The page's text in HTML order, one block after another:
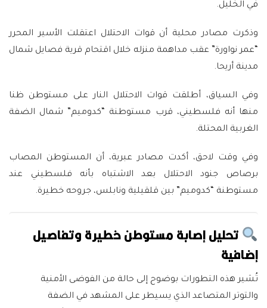
في الخليل.
وذكرت مصادر محلية أن قوات الاحتلال اعتقلت الأسير المحرر
“عمر نواورة” عقب مداهمة منزله خلال اقتحام قرية فصايل شمال
مدينة أريحا.
وفي السياق، أطلقت قوات الاحتلال النار على مستوطن ظنا
منها أنه فلسطيني، قرب مستوطنة “كدوميم” شمال الضفة
الغربية المحتلة.
وفي وقت لاحق، أكدت مصادر عبرية، أن المستوطن المصاب
برصاص جنود الاحتلال بعد الاشتباه بأنه فلسطيني عند
مستوطنة “كدوميم” بين قلقيلية ونابلس، جروحه خطيرة.
تحليل إصابة مستوطن خطيرة وتفاصيل
إضافية
تُشير هذه التطورات بوضوح إلى حالة من الفوضى الأمنية
والتوتر المتصاعد الذي يسيطر على المشهد في الضفة